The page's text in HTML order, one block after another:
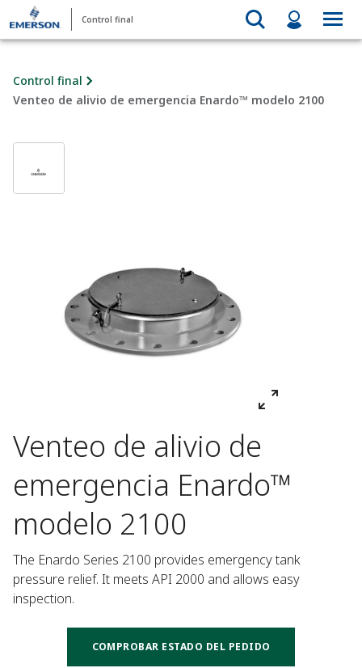
Control final
Control final
Venteo de alivio de emergencia Enardo™ modelo 2100
Venteo de alivio de
emergencia Enardo™
modelo 2100
The Enardo Series 2100 provides emergency tank
pressure relief. It meets API 2000 and allows easy
inspection.
COMPROBAR ESTADO DEL PEDIDO